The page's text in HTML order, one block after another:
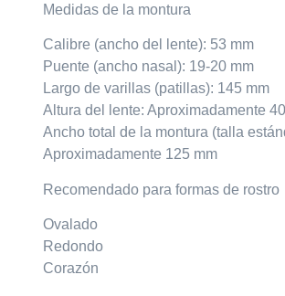
Medidas de la montura
Calibre (ancho del lente): 53 mm
Puente (ancho nasal): 19-20 mm
Largo de varillas (patillas): 145 mm
Altura del lente: Aproximadamente
Ancho total de la montura (talla
Aproximadamente 125 mm
Recomendado para formas de rostro
Ovalado
Redondo
Corazón